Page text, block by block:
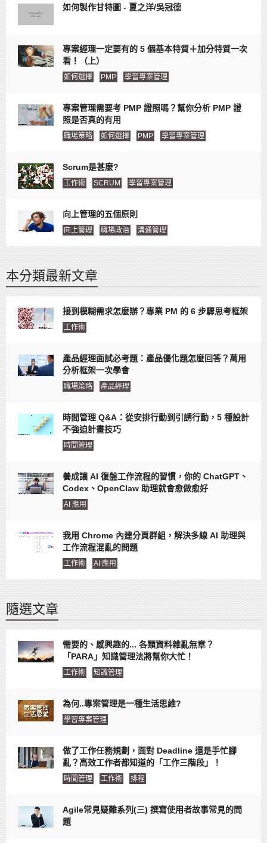
如何製作甘特圖 - 夏之洋/吳冠德
專案經理一定要有的 5 個基本特質＋加分特質一次
看！（上）
如何選擇 PMP 學習專案管理
專案管理需要考 PMP 證照嗎？幫你分析 PMP 證
照是否真的有用
職場策略 如何選擇 PMP 學習專案管理
Scrum是甚麼?
工作術 SCRUM 學習專案管理
向上管理的五個原則
向上管理 職場政治 溝通管理
本分類最新文章
接到模糊需求怎麼辦？專業 PM 的 6 步驟思考框架
工作術
產品經理面試必考題：產品優化題怎麼回答？萬用
分析框架一次學會
職場策略 產品經理
時間管理 Q&A：從安排行動到引誘行動，5 種設計
不強迫計畫技巧
時間管理
養成讓 AI 復盤工作流程的習慣，你的 ChatGPT、
Codex、OpenClaw 助理就會愈做愈好
AI 應用
我用 Chrome 內建分頁群組，解決多線 AI 助理與
工作流程混亂的問題
工作術 AI 應用
隨選文章
需要的、感興趣的... 各類資料雜亂無章？
「PARA」知識管理法將幫你大忙！
工作術 知識管理
為何..專案管理是一種生活思維?
學習專案管理
做了工作任務規劃，面對 Deadline 還是手忙腳
亂？高效工作者都知道的「工作三階段」！
時間管理 工作術 排程
Agile常見疑難系列(三) 撰寫使用者故事常見的問
題